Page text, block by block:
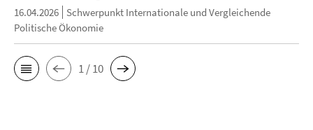
16.04.2026
Schwerpunkt Internationale und Vergleichende
Politische Ökonomie
1 / 10